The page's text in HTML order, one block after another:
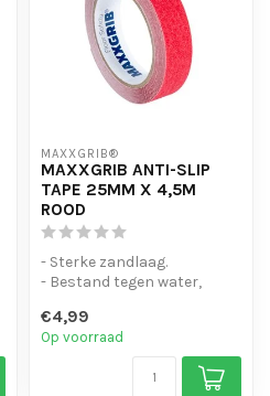
MAXXGRIB®
MAXXGRIB ANTI-SLIP
TAPE 25MM X 4,5M
ROOD
- Sterke zandlaag.
- Bestand tegen water,
- Is eenvo...
€4,99
Op voorraad